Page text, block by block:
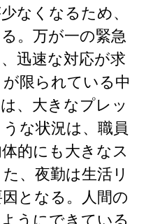
なくなるため、
。万が一の緊急
迅速な対応が求
限られている中
、大きなプレッ
な状況は、職員
的にも大きなス
、夜勤は生活リ
となる。人間の